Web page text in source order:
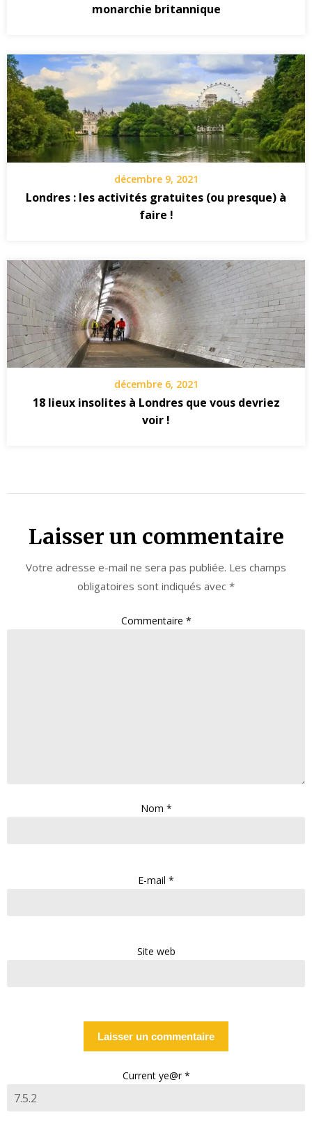
monarchie britannique
décembre 9, 2021
Londres : les activités gratuites (ou presque) à
faire !
décembre 6, 2021
18 lieux insolites à Londres que vous devriez
voir !
Laisser un commentaire
Votre adresse e-mail ne sera pas publiée. Les champs
obligatoires sont indiqués avec *
Commentaire *
Nom *
E-mail *
Site web
Current ye@r*